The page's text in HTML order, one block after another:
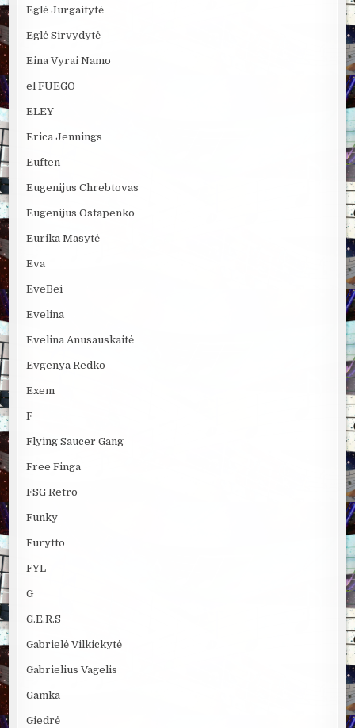
Eglė Jurgaitytė
Eglė Sirvydytė
Eina Vyrai Namo
el FUEGO
ELEY
Erica Jennings
Euften
Eugenijus Chrebtovas
Eugenijus Ostapenko
Eurika Masytė
Eva
EveBei
Evelina
Evelina Anusauskaitė
Evgenya Redko
Exem
F
Flying Saucer Gang
Free Finga
FSG Retro
Funky
Furytto
FYL
G
G.E.R.S
Gabrielė Vilkickytė
Gabrielius Vagelis
Gamka
Giedrė